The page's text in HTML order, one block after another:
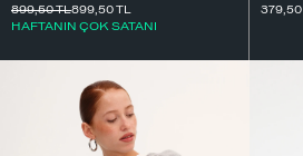
899,50TL
HAFTANIN ÇOK SATANI
899,50TL
379,50